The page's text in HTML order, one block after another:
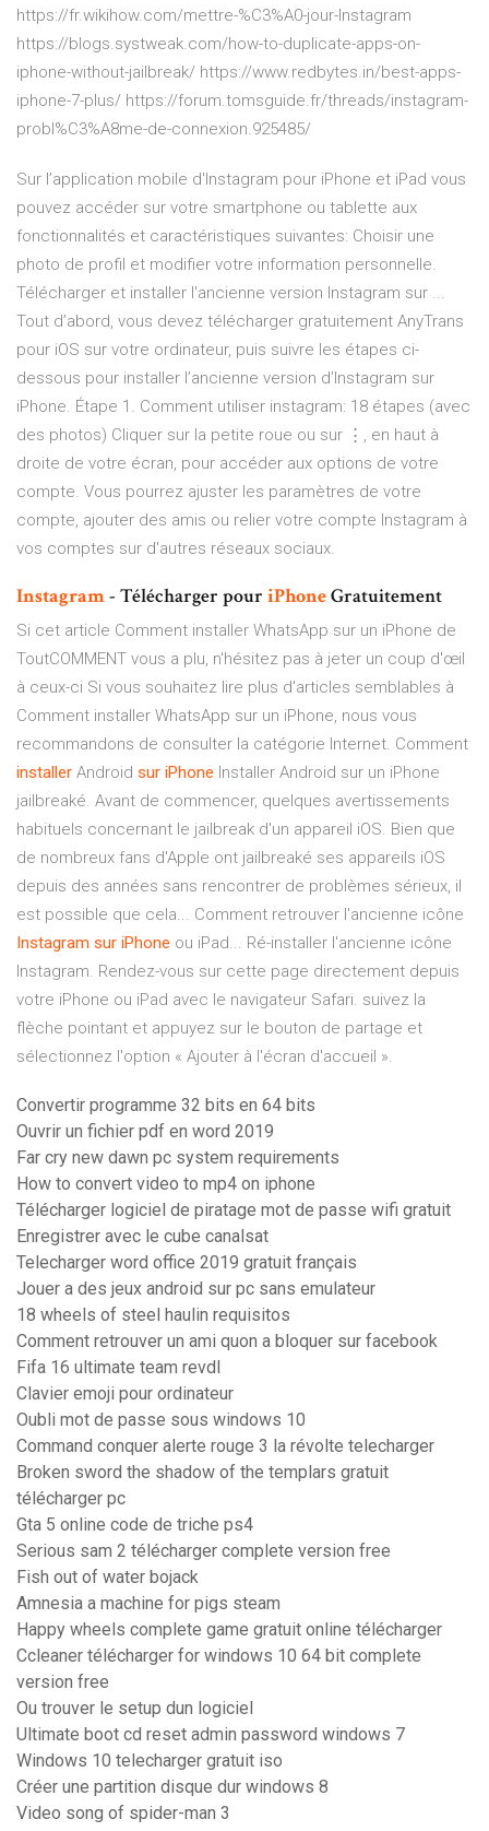
https://fr.wikihow.com/mettre-%C3%A0-jour-Instagram
https://blogs.systweak.com/how-to-duplicate-apps-on-
iphone-without-jailbreak/ https://www.redbytes.in/best-apps-
iphone-7-plus/ https://forum.tomsguide.fr/threads/instagram-
probl%C3%A8me-de-connexion.925485/
Sur l’application mobile d'Instagram pour iPhone et iPad vous
pouvez accéder sur votre smartphone ou tablette aux
fonctionnalités et caractéristiques suivantes: Choisir une
photo de profil et modifier votre information personnelle.
Télécharger et installer l'ancienne version Instagram sur ...
Tout d’abord, vous devez télécharger gratuitement AnyTrans
pour iOS sur votre ordinateur, puis suivre les étapes ci-
dessous pour installer l’ancienne version d’Instagram sur
iPhone. Étape 1. Comment utiliser instagram: 18 étapes (avec
des photos) Cliquer sur la petite roue ou sur ⋮, en haut à
droite de votre écran, pour accéder aux options de votre
compte. Vous pourrez ajuster les paramètres de votre
compte, ajouter des amis ou relier votre compte Instagram à
vos comptes sur d'autres réseaux sociaux.
Instagram- Télécharger pour iPhoneGratuitement
Si cet article Comment installer WhatsApp sur un iPhone de
ToutCOMMENT vous a plu, n'hésitez pas à jeter un coup d'œil
à ceux-ci Si vous souhaitez lire plus d'articles semblables à
Comment installer WhatsApp sur un iPhone, nous vous
recommandons de consulter la catégorie Internet. Comment
installer Android sur iPhone Installer Android sur un iPhone
jailbreaké. Avant de commencer, quelques avertissements
habituels concernant le jailbreak d'un appareil iOS. Bien que
de nombreux fans d'Apple ont jailbreaké ses appareils iOS
depuis des années sans rencontrer de problèmes sérieux, il
est possible que cela... Comment retrouver l'ancienne icône
Instagram sur iPhone ou iPad... Ré-installer l'ancienne icône
Instagram. Rendez-vous sur cette page directement depuis
votre iPhone ou iPad avec le navigateur Safari. suivez la
flèche pointant et appuyez sur le bouton de partage et
sélectionnez l'option « Ajouter à l'écran d'accueil ».
Convertir programme 32 bits en 64 bits
Ouvrir un fichier pdf en word 2019
Far cry new dawn pc system requirements
How to convert video to mp4 on iphone
Télécharger logiciel de piratage mot de passe wifi gratuit
Enregistrer avec le cube canalsat
Telecharger word office 2019 gratuit français
Jouer a des jeux android sur pc sans emulateur
18 wheels of steel haulin requisitos
Comment retrouver un ami quon a bloquer sur facebook
Fifa 16 ultimate team revdl
Clavier emoji pour ordinateur
Oubli mot de passe sous windows 10
Command conquer alerte rouge 3 la révolte telecharger
Broken sword the shadow of the templars gratuit
télécharger pc
Gta 5 online code de triche ps4
Serious sam 2 télécharger complete version free
Fish out of water bojack
Amnesia a machine for pigs steam
Happy wheels complete game gratuit online télécharger
Ccleaner télécharger for windows 10 64 bit complete
version free
Ou trouver le setup dun logiciel
Ultimate boot cd reset admin password windows 7
Windows 10 telecharger gratuit iso
Créer une partition disque dur windows 8
Video song of spider-man 3